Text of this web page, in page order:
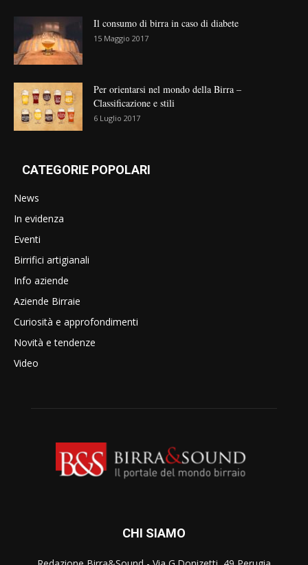
Il consumo di birra in caso di diabete
15 Maggio 2017
Per orientarsi nel mondo della Birra –
Classificazione e stili
6 Luglio 2017
CATEGORIE POPOLARI
News
In evidenza
Eventi
Birrifici artigianali
Info aziende
Aziende Birraie
Curiosità e approfondimenti
Novità e tendenze
Video
CHI SIAMO